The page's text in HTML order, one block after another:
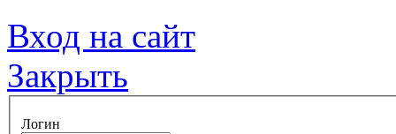
Вход на сайт
Закрыть
Логин